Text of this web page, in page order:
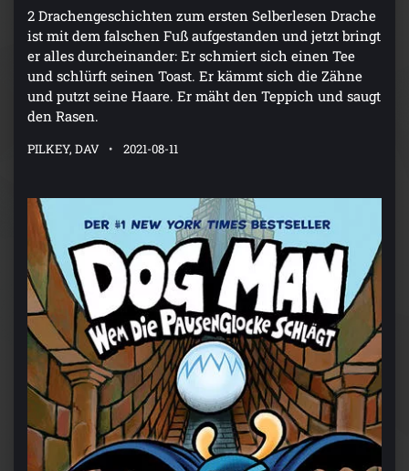
2 Drachengeschichten zum ersten Selberlesen Drache
ist mit dem falschen Fuß aufgestanden und jetzt bringt
er alles durcheinander: Er schmiert sich einen Tee
und schlürft seinen Toast. Er kämmt sich die Zähne
und putzt seine Haare. Er mäht den Teppich und saugt
den Rasen.
PILKEY, DAV 2021-08-11